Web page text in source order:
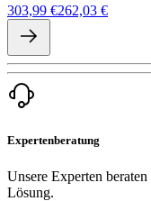
303,99 €262,03 €
Expertenberatung
Unsere Experten
Lösung.